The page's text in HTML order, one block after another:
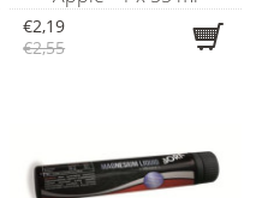
€2,19
€2,55